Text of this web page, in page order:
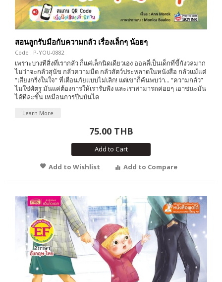
สอนลูกรับมือกับความกลัว เรื่องเล็กๆ น้อยๆ
Code : P-YOU-0882
เพราะบางทีสิ่งที่เรากลัว ก็แค่เล็กนิดเดียวเอง ออลลี่เป็นเด็กที่ขี้กังวลมาก
ไม่ว่าจะกลัวสุนัข กลัวความมืด กลัวสัตว์ประหลาดในหนังสือ กลัวแม้แต่
“เสียงกริ่งในใจ” ที่เตือนภัยแบบไม่เลิก! แต่เขาก็ค้นพบว่า... “ความกลัว”
ไม่ใช่ศัตรู มันแค่ต้องการให้เรารับฟัง และเราสามารถค่อยๆ เอาชนะมัน
ได้ทีละขั้น เหมือนการปีนบันได
Learn More
75.00 THB
Add to Cart
Add to Wishlist
Add to Compare